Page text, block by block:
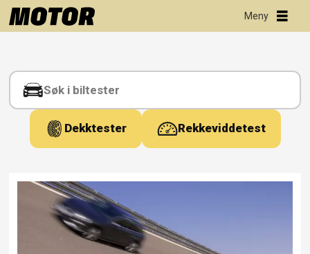
Tag:
40
r18
Dekktester Rekkeviddetest